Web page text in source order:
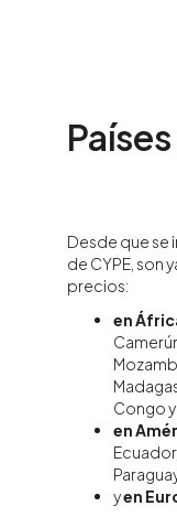
Desde que
de CYPE, son
precios:
en
Congo
en
yen